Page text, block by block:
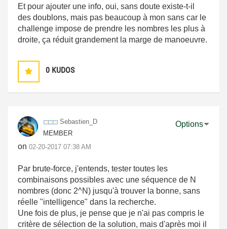
Et pour ajouter une info, oui, sans doute existe-t-il
des doublons, mais pas beaucoup à mon sans car le
challenge impose de prendre les nombres les plus à
droite, ça réduit grandement la marge de manoeuvre.
0 KUDOS
Sebastien_D
MEMBER
on ‎02-20-2017 07:38 AM
Options
Par brute-force, j'entends, tester toutes les
combinaisons possibles avec une séquence de N
nombres (donc 2^N) jusqu'à trouver la bonne, sans
réelle "intelligence" dans la recherche.
Une fois de plus, je pense que je n'ai pas compris le
critère de sélection de la solution, mais d'après moi il